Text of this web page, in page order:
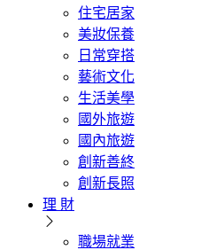
住宅居家
美妝保養
日常穿搭
藝術文化
生活美學
國外旅遊
國內旅遊
創新善終
創新長照
理 財
職場就業